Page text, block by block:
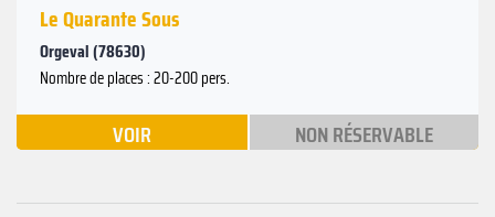
Le Quarante Sous
Orgeval (78630)
Nombre de places : 20-200 pers.
VOIR NON RÉSERVABLE